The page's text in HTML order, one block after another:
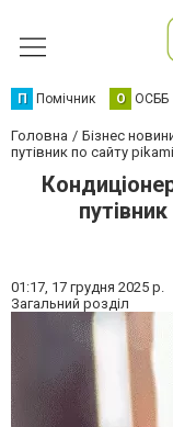
П Помічник О ОСББ
Головна Бізнес
путівник по сайту
01:17, 17 грудня 2025 р.
Загальний розділ